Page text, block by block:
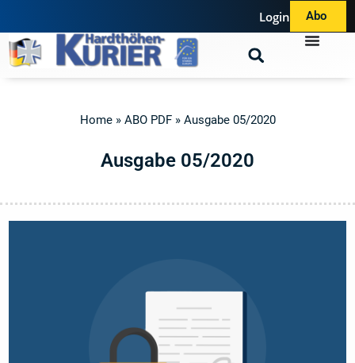
Login Abo
Home» ABO PDF» Ausgabe 05/2020
Ausgabe 05/2020